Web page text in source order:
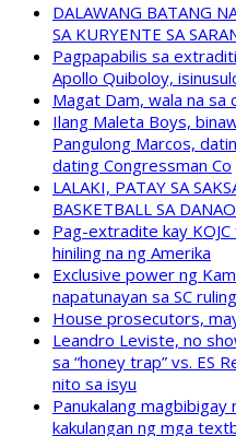
DALAWANG BATANG
SA KURYENTE SA
Pagpapabilis sa
Apollo Quiboloy,
Magat Dam, wala na sa
Ilang Maleta Boys,
Pangulong Marcos,
dating Congressman Co
LALAKI, PATAY SA
BASKETBALL SA
Pag-extradite kay
hiniling na ng Amerika
Exclusive power ng
napatunayan sa SC ruling
House prosecutors,
Leandro Leviste, no
sa “honey trap” vs. ES
nito sa isyu
Panukalang
kakulangan ng mga